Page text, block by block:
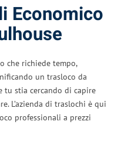
Economico
che richiede tempo,
un trasloco da
tu stia cercando di capire
L’azienda di traslochi è qui
professionali a prezzi